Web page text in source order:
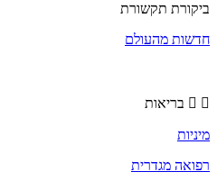
ביקורת תקשורת
חדשות מהעולם
בריאות
מיניות
רפואה מגדרית